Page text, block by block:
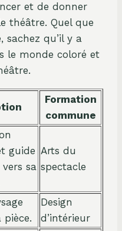
et de donner
théâtre. Quel que
qu’il y a
le monde coloré et
Formation
commune
guide
sa
Arts du
spectacle
pièce.
Design
d’intérieur